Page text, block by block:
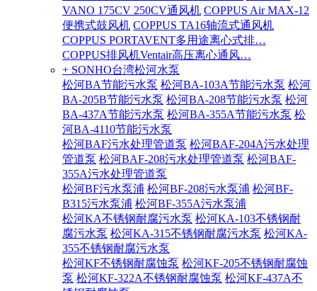
VANO 175CV 250CV通风机 COPPUS Air MAX-12
便携式鼓风机 COPPUS TA16轴流式通风机
COPPUS PORTAVENT多用途离心式排…
COPPUS排风机Ventair高压离心通风…
+ SONHO台湾松河水泵
松河BA节能污水泵 松河BA-103A节能污水泵 松河
BA-205B节能污水泵 松河BA-208节能污水泵 松河
BA-437A节能污水泵 松河BA-355A节能污水泵 松
河BA-4110节能污水泵
松河BAF污水处理管道泵 松河BAF-204A污水处理
管道泵 松河BAF-208污水处理管道泵 松河BAF-
355A污水处理管道泵
松河BF污水泵浦 松河BF-208污水泵浦 松河BF-
B315污水泵浦 松河BF-355A污水泵浦
松河KA不锈钢耐腐污水泵 松河KA-103不锈钢耐
腐污水泵 松河KA-315不锈钢耐腐污水泵 松河KA-
355不锈钢耐腐污水泵
松河KF不锈钢耐腐蚀泵 松河KF-205不锈钢耐腐蚀
泵 松河KF-322A不锈钢耐腐蚀泵 松河KF-437A不